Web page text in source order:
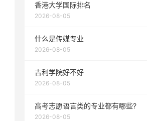
香港大学国际排名
2026-08-05
什么是传媒专业
2026-08-05
吉利学院好不好
2026-08-05
高考志愿语言类的专业都有哪些?
2026-08-05